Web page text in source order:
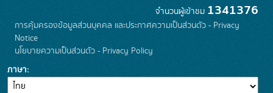
จำนวนผู้เข้าชม 1341376
การคุ้มครองข้อมูลส่วนบุคคล และประกาศความเป็นส่วนตัว - Privacy
Notice
นโยบายความเป็นส่วนตัว - Privacy Policy
ภาษา